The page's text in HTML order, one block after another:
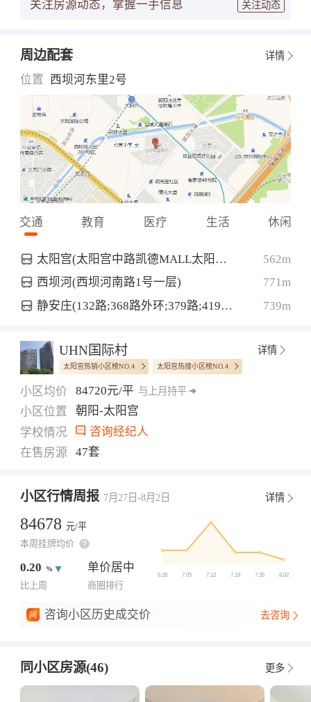
关注房源动态，掌握一手信息 关注动态
周边配套 详情
位置 西坝河东里2号
交通 教育 医疗 生活 休闲
太阳宫(太阳宫中路凯德MALL太阳宫店北侧约30米)
562m
西坝河(西坝河南路1号一层)
771m
静安庄(132路;368路外环;379路;419路;467路;596路;604路;641路;847路;95路;夜18路;夜30路外;快速直达专线195路;快速直达专线196路)
739m
UHN国际村 详情
太阳宫热销小区榜NO.4 太阳宫热搜小区榜NO.4
小区均价 84720元/平 与上月持平
小区位置
朝阳-太阳宫
学校情况
咨询经纪人
在售房源
47套
小区行情周报 7月27日-8月2日 详情
84678 元/平
本周挂牌均价
0.20 %
比上周
单价居中
商圈排行
咨询小区历史成交价 去咨询
同小区房源(46) 更多